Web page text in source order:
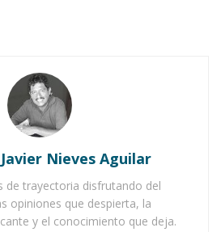
día de Reyes con rosca y
en Ahuacatlán
Nieves Aguilar
de trayectoria disfrutando del
opiniones que despierta, la
y el conocimiento que deja.